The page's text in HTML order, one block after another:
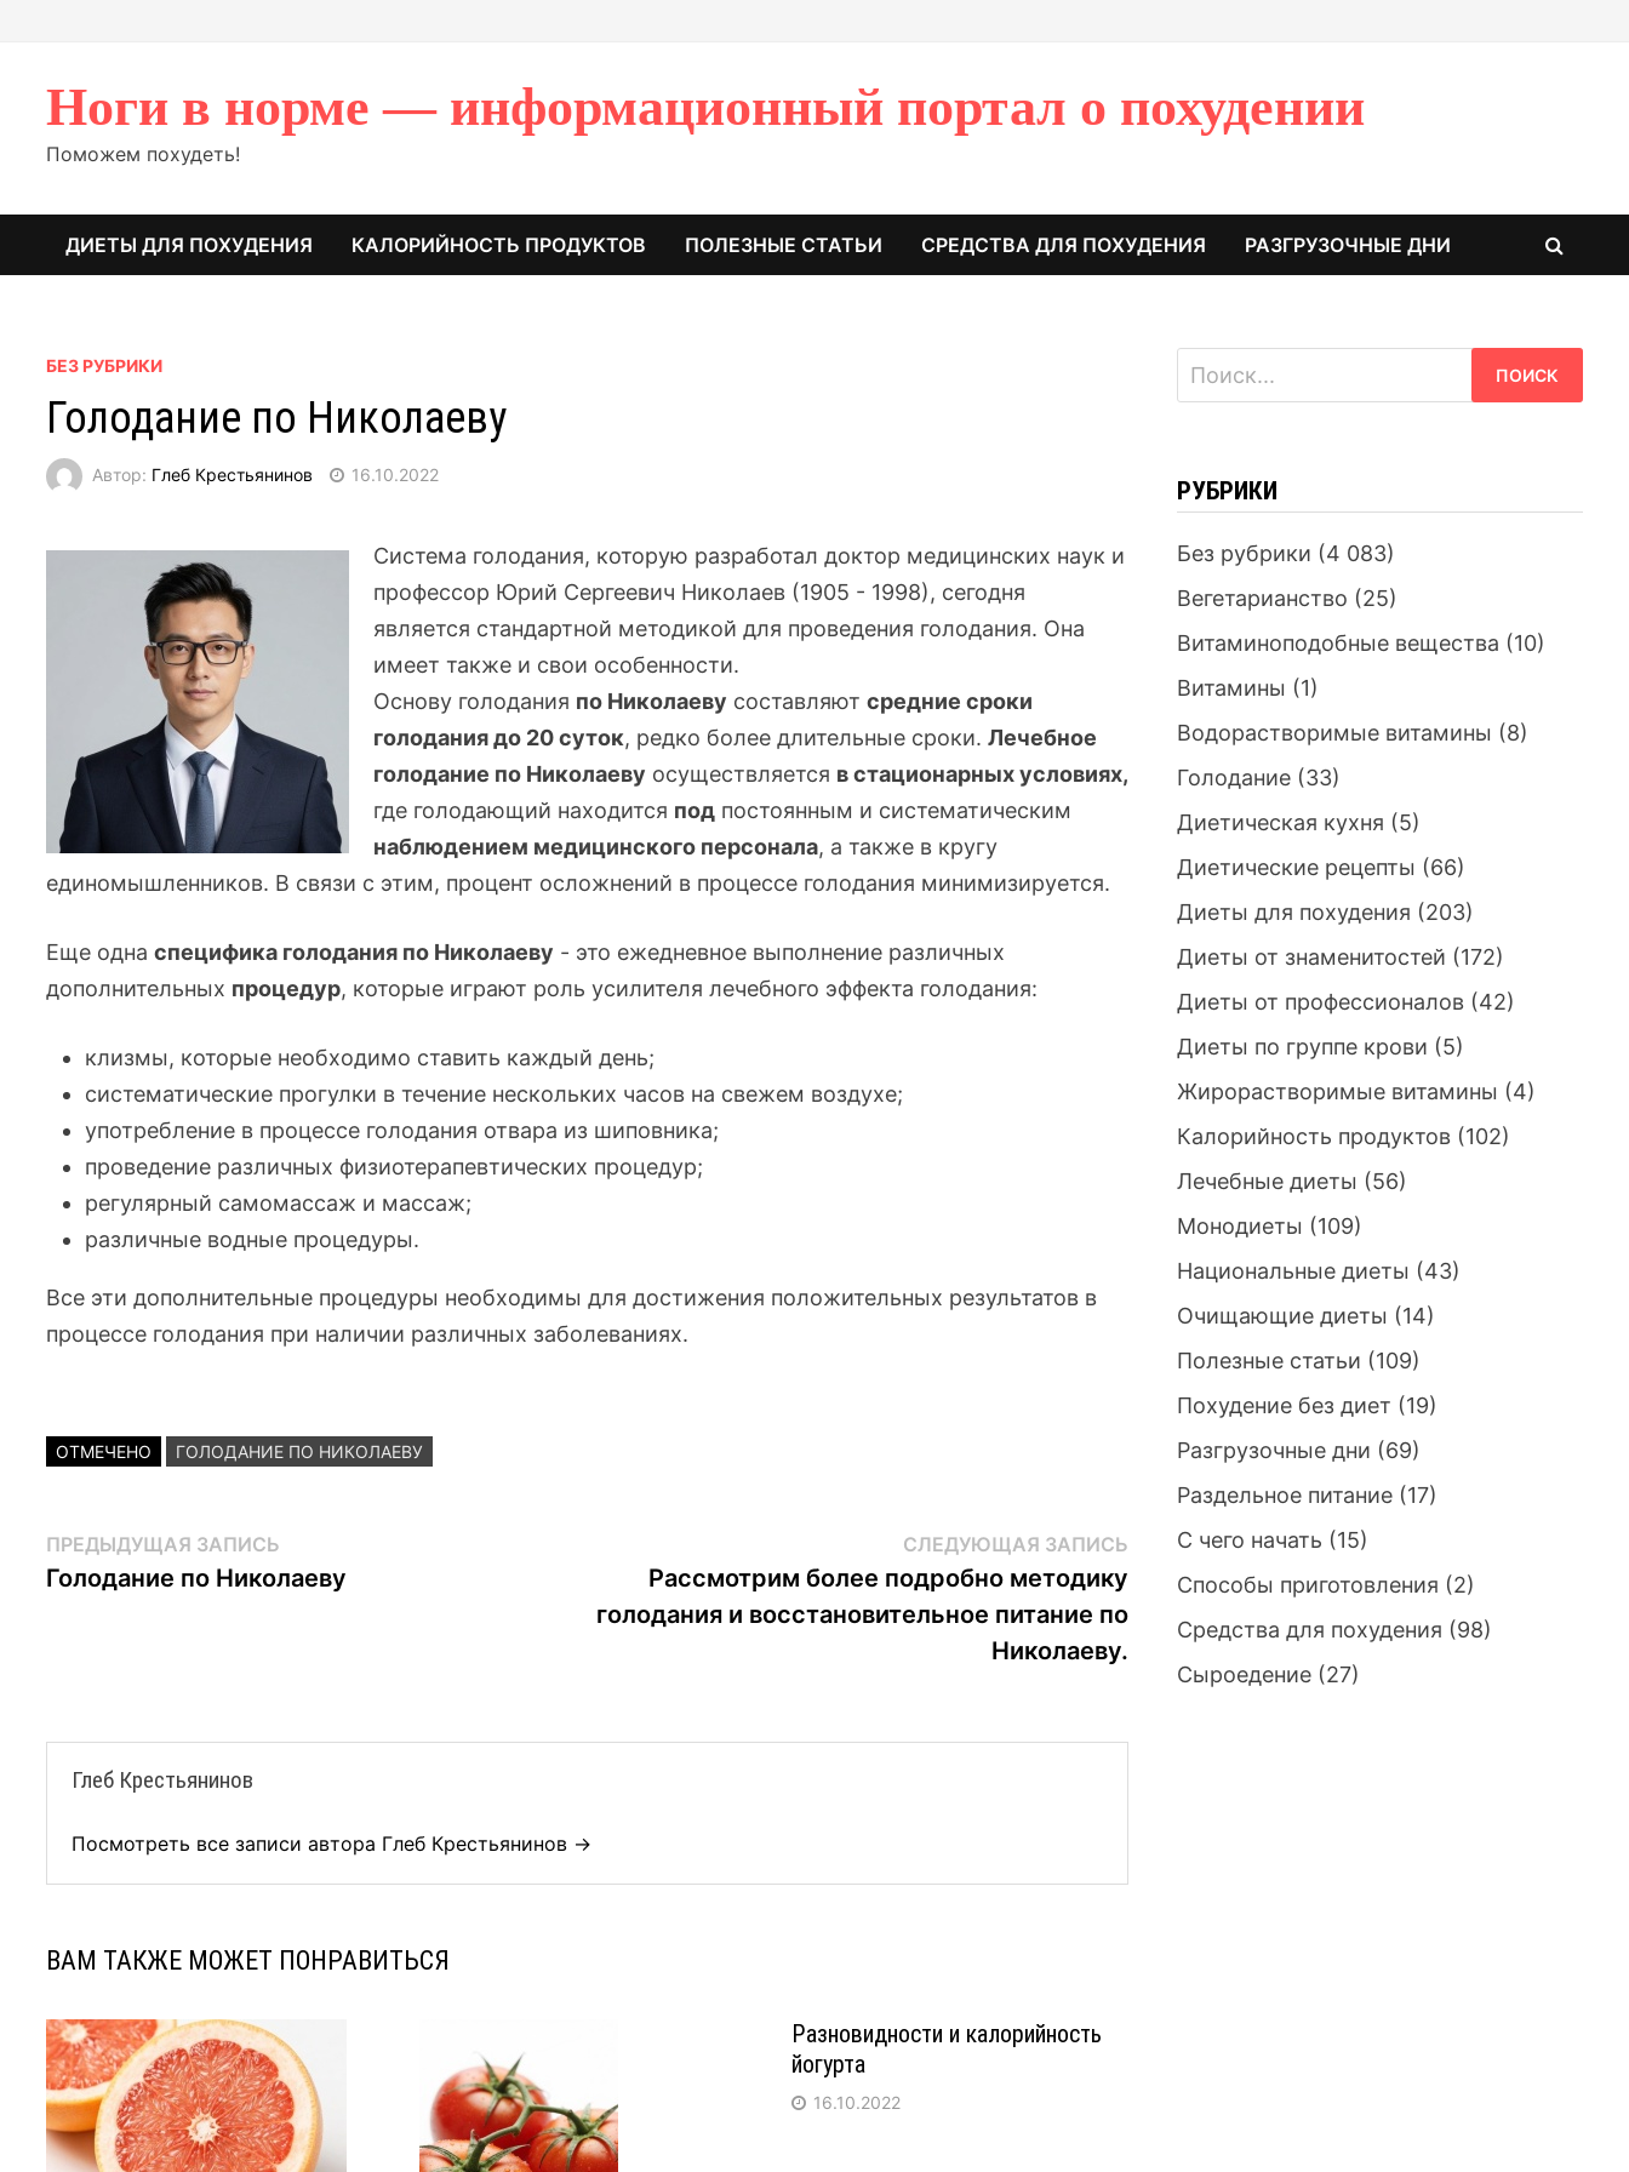
Ноги в норме — информационный портал о похудении
Поможем похудеть!
ДИЕТЫ ДЛЯ ПОХУДЕНИЯ КАЛОРИЙНОСТЬ ПРОДУКТОВ ПОЛЕЗНЫЕ СТАТЬИ СРЕДСТВА ДЛЯ ПОХУДЕНИЯ РАЗГРУЗОЧНЫЕ ДНИ
БЕЗ РУБРИКИ
Голодание по Николаеву
Автор: Глеб Крестьянинов 16.10.2022
Система голодания, которую разработал доктор медицинских наук и
профессор Юрий Сергеевич Николаев (1905 - 1998), сегодня
является стандартной методикой для проведения голодания. Она
имеет также и свои особенности.
Основу голодания по Николаеву составляютсредние сроки
голодания до 20 суток, редко более длительные сроки.Лечебное
голодание по Николаеву осуществляется в стационарных условиях,
где голодающий находится под постоянным и систематическим
наблюдением медицинского персонала, а также в кругу
единомышленников. В связи с этим, процент осложнений в процессе голодания минимизируется.
Еще однаспецифика голодания по Николаеву - это ежедневное выполнение различных
дополнительных процедур, которые играют роль усилителя лечебного эффекта голодания:
клизмы, которые необходимо ставить каждый день;
систематические прогулки в течение нескольких часов на свежем воздухе;
употребление в процессе голодания отвара из шиповника;
проведение различных физиотерапевтических процедур;
регулярный самомассаж и массаж;
различные водные процедуры.
Все эти дополнительные процедуры необходимы для достижения положительных результатов в
процессе голодания при наличии различных заболеваниях.
ОТМЕЧЕНО ГОЛОДАНИЕ ПО НИКОЛАЕВУ
Навигация
по
ПРЕДЫДУЩАЯ ЗАПИСЬ
запись:
Голодание по Николаеву
СЛЕДУЮЩАЯ ЗАПИСЬСледующая
запись:
Рассмотрим более подробно методику
голодания и восстановительное питание по
Николаеву.
Глеб Крестьянинов
Посмотреть все записи автора Глеб Крестьянинов →
ВАМ ТАКЖЕ МОЖЕТ ПОНРАВИТЬСЯ
Разновидности и калорийность
йогурта
16.10.2022
Найти:
РУБРИКИ
Без рубрики (4 083)
Вегетарианство (25)
Витаминоподобные вещества (10)
Витамины (1)
Водорастворимые витамины (8)
Голодание(33)
Диетическая кухня (5)
Диетические рецепты (66)
Диеты для похудения (203)
Диеты от знаменитостей (172)
Диеты от профессионалов(42)
Диеты по группе крови (5)
Жирорастворимые витамины (4)
Калорийность продуктов(102)
Лечебные диеты (56)
Монодиеты (109)
Национальные диеты (43)
Очищающие диеты (14)
Полезные статьи (109)
Похудение без диет (19)
Разгрузочные дни (69)
Раздельное питание(17)
С чего начать (15)
Способы приготовления (2)
Средства для похудения (98)
Сыроедение(27)